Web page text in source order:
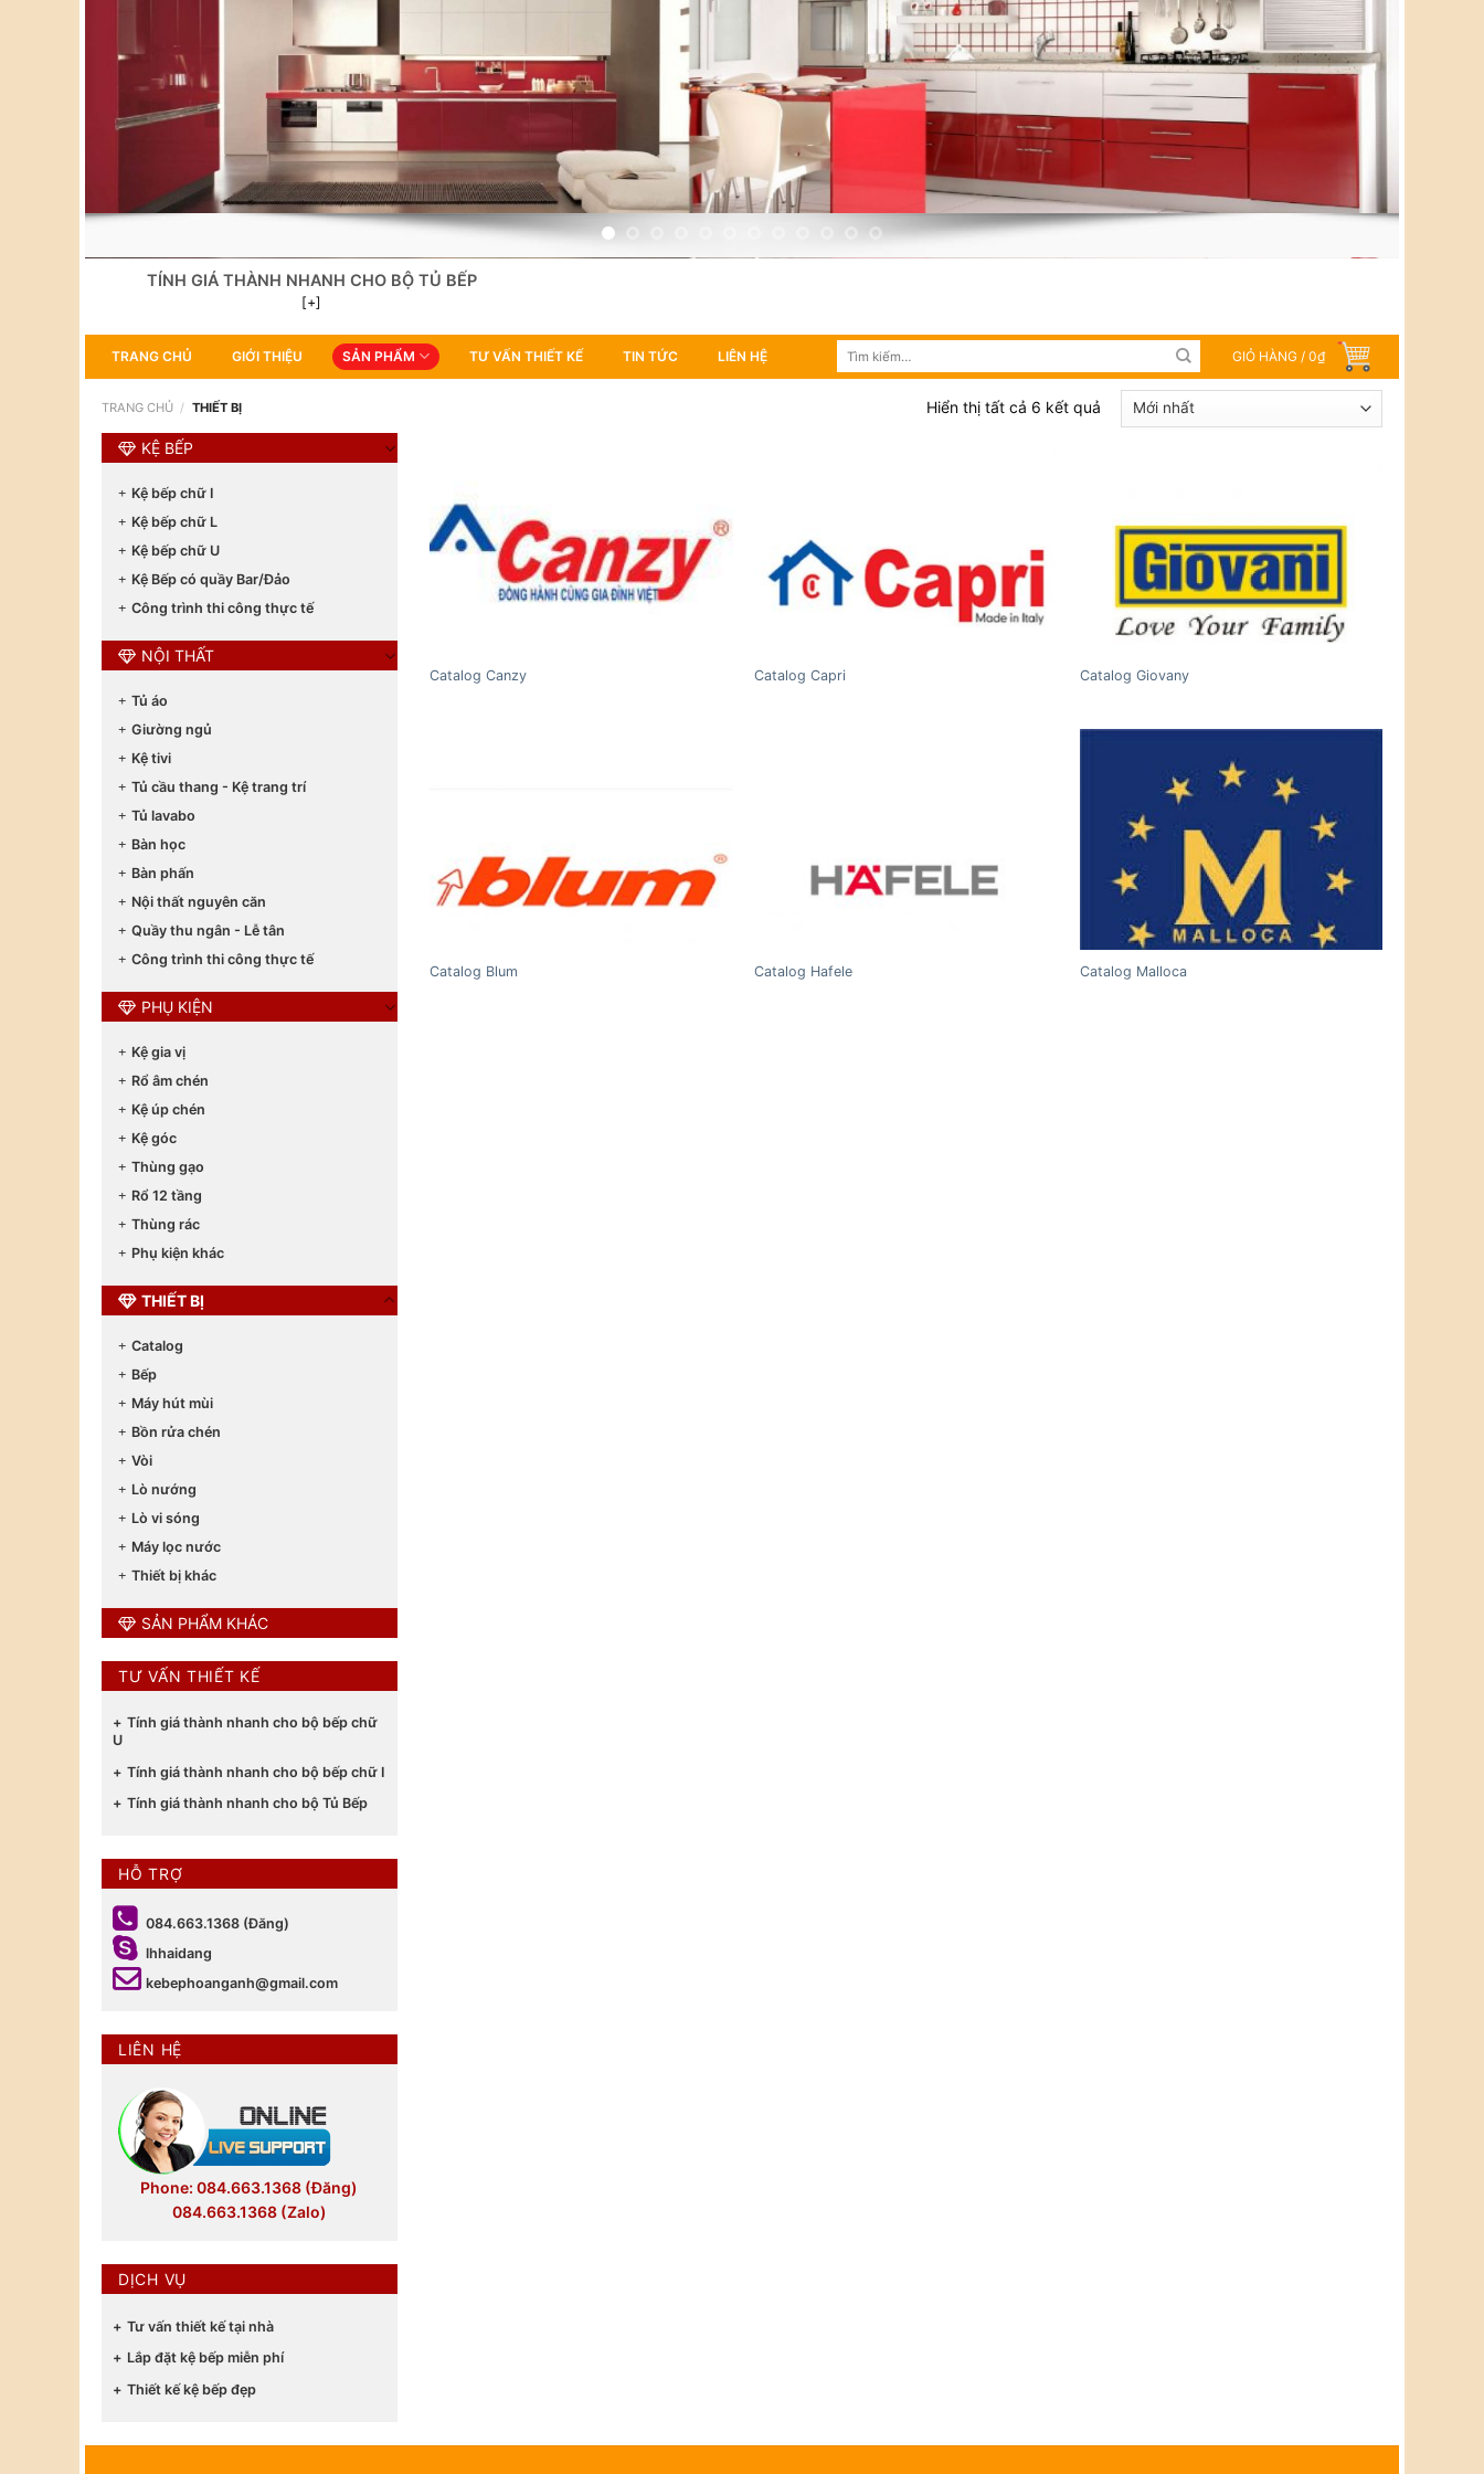
TÍNH GIÁ THÀNH NHANH CHO BỘ TỦ BẾP
[+]
TRANG CHỦ GIỚI THIỆU SẢN PHẨM TƯ VẤN THIẾT KẾ TIN TỨC LIÊN HỆ
Tìm
GIỎ HÀNG / 0₫
TRANG CHỦ / THIẾT BỊ Hiển thị tất cả 6 kết quả
KỆ BẾP
Kệ bếp chữ I
Kệ bếp chữ L
Kệ bếp chữ U
Kệ Bếp có quầy Bar/Đảo
Công trình thi công thực tế
NỘI THẤT
Tủ áo
Giường ngủ
Kệ tivi
Tủ cầu thang - Kệ trang trí
Tủ lavabo
Bàn học
Bàn phấn
Nội thất nguyên căn
Quầy thu ngân - Lễ tân
Công trình thi công thực tế
PHỤ KIỆN
Kệ gia vị
Rổ âm chén
Kệ úp chén
Kệ góc
Thùng gạo
Rổ 12 tầng
Thùng rác
Phụ kiện khác
THIẾT BỊ
Catalog
Bếp
Máy hút mùi
Bồn rửa chén
Vòi
Lò nướng
Lò vi sóng
Máy lọc nước
Thiết bị khác
SẢN PHẨM KHÁC
TƯ VẤN THIẾT KẾ
Tính giá thành nhanh cho bộ bếp chữ
U
Tính giá thành nhanh cho bộ bếp chữ I
Tính giá thành nhanh cho bộ Tủ Bếp
HỖ TRỢ
084.663.1368 (Đăng)
lhhaidang
kebephoanganh@gmail.com
LIÊN HỆ
Phone: 084.663.1368 (Đăng)
084.663.1368 (Zalo)
DỊCH VỤ
Tư vấn thiết kế tại nhà
Lắp đặt kệ bếp miễn phí
Thiết kế kệ bếp đẹp
Catalog Canzy Catalog Capri Catalog Giovany
Catalog Blum Catalog Hafele Catalog Malloca